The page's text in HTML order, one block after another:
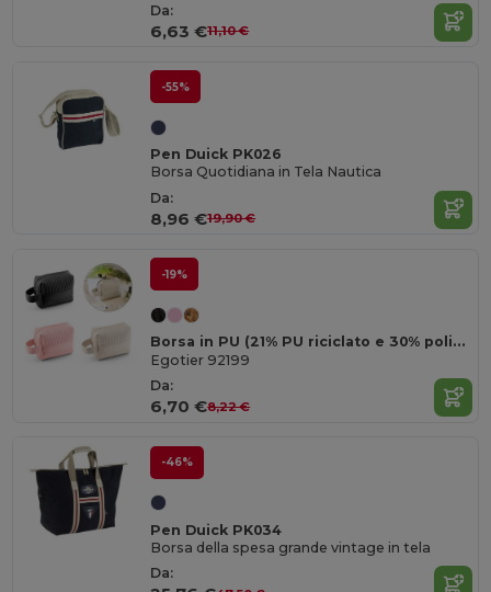
Da:
6,63 €11,10 €
-55%
Pen Duick PK026
Borsa Quotidiana in Tela Nautica
Da:
8,96 €19,90 €
-19%
Borsa in PU (21% PU riciclato e 30% poliestere riciclato)
Egotier 92199
Da:
6,70 €8,22 €
-46%
Pen Duick PK034
Borsa della spesa grande vintage in tela
Da: